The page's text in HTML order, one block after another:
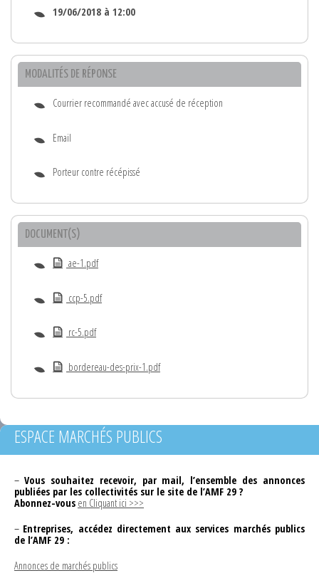
19/06/2018 à 12:00
MODALITÉS DE RÉPONSE
Courrier recommandé avec accusé de réception
Email
Porteur contre récépissé
DOCUMENT(S)
ae-1.pdf
ccp-5.pdf
rc-5.pdf
bordereau-des-prix-1.pdf
ESPACE MARCHÉS PUBLICS
– Vous souhaitez recevoir, par mail, l’ensemble des annonces
publiées par les collectivités sur le site de l’AMF 29 ?
Abonnez-vous en Cliquant ici >>>
– Entreprises, accédez directement aux services marchés publics
de l’AMF 29 :
Annonces de marchés publics